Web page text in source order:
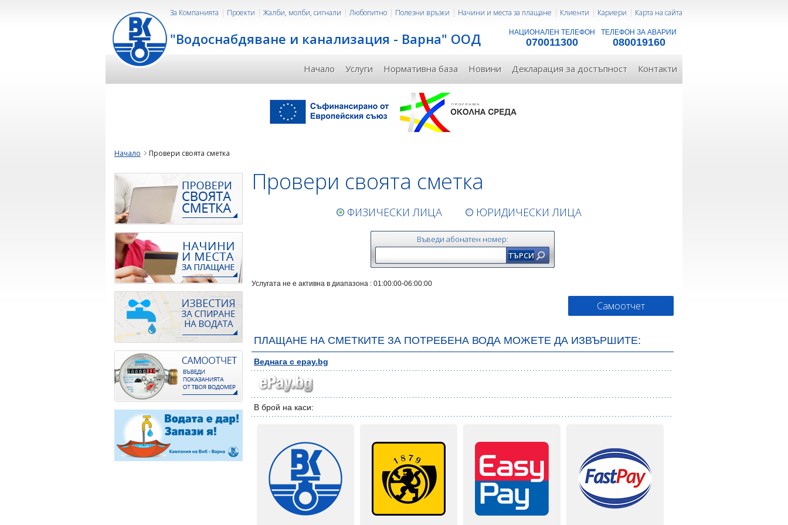
"Водоснабдяване и канализация - Варна" ООД НАЦИОНАЛЕН ТЕЛЕФОН
070011300
ТЕЛЕФОН ЗА АВАРИИ
080019160
За Компанията Проекти Жалби, молби, сигнали Любопитно Полезни връзки Начини и места за плащане Клиенти Кариери Карта на сайта
Начало Услуги Нормативна база Новини Декларация за достъпност Контакти
Начало Провери своята сметка
Провери своята сметка
ФИЗИЧЕСКИ ЛИЦА ЮРИДИЧЕСКИ ЛИЦА
Въведи абонатен номер:
Услугата не е активна в диапазона : 01:00:00-06:00:00
ПЛАЩАНЕ НА СМЕТКИТЕ ЗА ПОТРЕБЕНА ВОДА МОЖЕТЕ ДА ИЗВЪРШИТЕ:
Веднага с epay.bg
В брой на каси: